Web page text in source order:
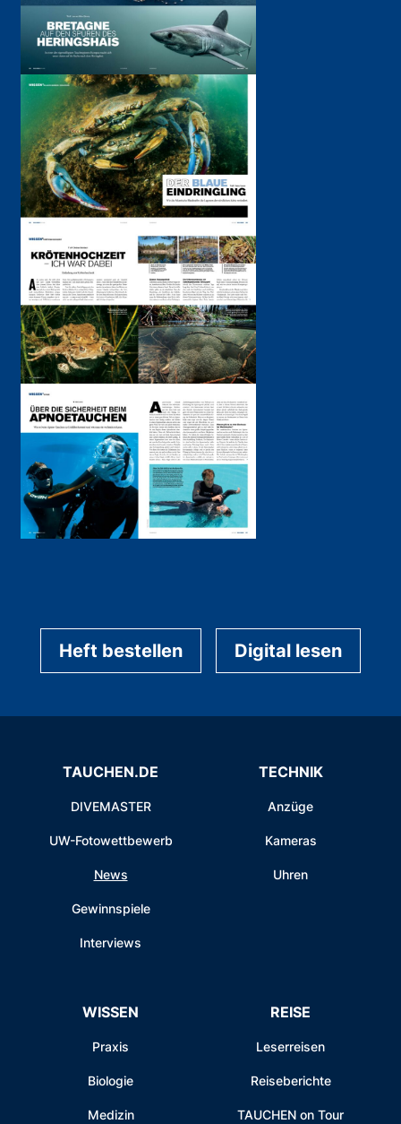
Heft bestellen Digital lesen
TAUCHEN.DE
DIVEMASTER
UW-Fotowettbewerb
News
Gewinnspiele
Interviews
TECHNIK
Anzüge
Kameras
Uhren
WISSEN
Praxis
Biologie
Medizin
REISE
Leserreisen
Reiseberichte
TAUCHEN on Tour